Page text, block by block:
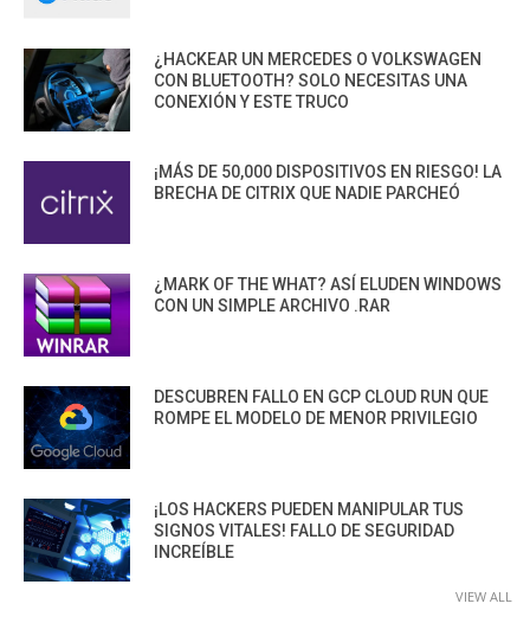
¿HACKEAR UN MERCEDES O VOLKSWAGEN
CON BLUETOOTH? SOLO NECESITAS UNA
CONEXIÓN Y ESTE TRUCO
¡MÁS DE 50,000 DISPOSITIVOS EN RIESGO! LA
BRECHA DE CITRIX QUE NADIE PARCHEÓ
¿MARK OF THE WHAT? ASÍ ELUDEN WINDOWS
CON UN SIMPLE ARCHIVO .RAR
DESCUBREN FALLO EN GCP CLOUD RUN QUE
ROMPE EL MODELO DE MENOR PRIVILEGIO
¡LOS HACKERS PUEDEN MANIPULAR TUS
SIGNOS VITALES! FALLO DE SEGURIDAD
INCREÍBLE
VIEW ALL